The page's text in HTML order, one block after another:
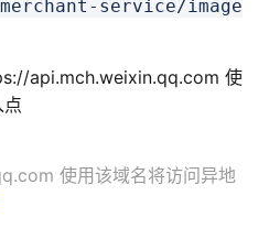
service/image
api.mch.weixin.qq.com 使
使用该域名将访问异地